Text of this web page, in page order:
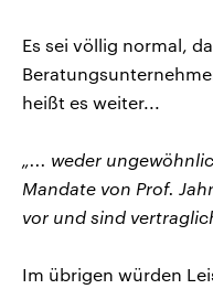
Es sei völlig normal,
heißt es weiter...
„... weder
Mandate von Prof.
vor und sind
Im übrigen würden